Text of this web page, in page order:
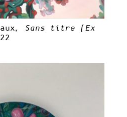
Sans titre (Ex